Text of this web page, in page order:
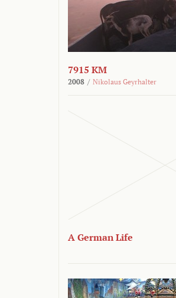
7915 KM
2008 / Nikolaus Geyrhalter
A German Life